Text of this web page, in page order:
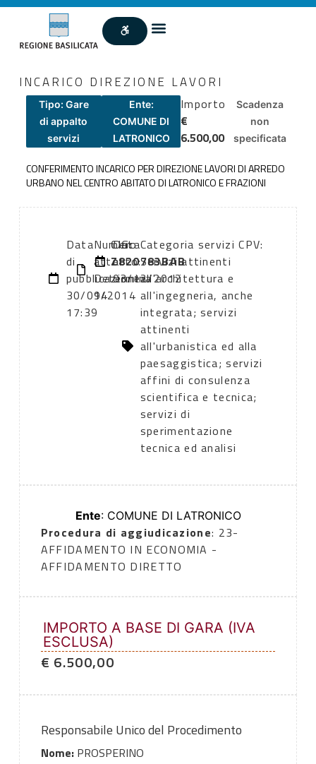
INCARICO DIREZIONE LAVORI
Tipo: Gare
di appalto
servizi
Ente:
COMUNE DI
LATRONICO
Importo
€
6.500,00
Scadenza
non
specificata
CONFERIMENTO INCARICO PER DIREZIONE LAVORI DI ARREDO
URBANO NEL CENTRO ABITATO DI LATRONICO E FRAZIONI
Data
di
pubblicazione:
30/01/2014
17:39
Numero
atto:
Determina
94
Data
atto:
03/12/2012
CIG:
Z820783BAB
Categoria servizi CPV:
Servizi attinenti
all'architettura e
all'ingegneria, anche
integrata; servizi
attinenti
all'urbanistica ed alla
paesaggistica; servizi
affini di consulenza
scientifica e tecnica;
servizi di
sperimentazione
tecnica ed analisi
Ente: COMUNE DI LATRONICO
Procedura di aggiudicazione: 23-
AFFIDAMENTO IN ECONOMIA -
AFFIDAMENTO DIRETTO
IMPORTO A BASE DI GARA (IVA
ESCLUSA)
€ 6.500,00
Responsabile Unico del Procedimento
Nome:PROSPERINO